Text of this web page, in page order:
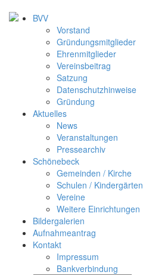
BVV
Vorstand
Gründungsmitglieder
Ehrenmitglieder
Vereinsbeitrag
Satzung
Datenschutzhinweise
Gründung
Aktuelles
News
Veranstaltungen
Pressearchiv
Schönebeck
Gemeinden / Kirche
Schulen / Kindergärten
Vereine
Weitere Einrichtungen
Bildergalerien
Aufnahmeantrag
Kontakt
Impressum
Bankverbindung